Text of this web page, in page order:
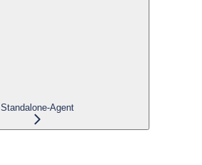
Standalone-Agent